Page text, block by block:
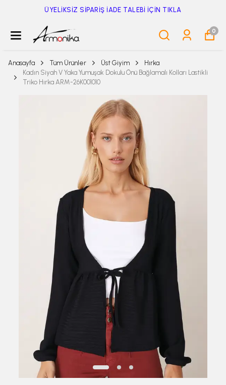
ÜYELİKSİZ SİPARİŞ İADE TALEBİ İÇİN TIKLA
0
Anasayfa Tüm Ürünler Üst Giyim
Hırka
Kadın Siyah V Yaka Yumuşak Dokulu Önü Bağlamalı Kolları Lastikli
Triko Hırka ARM-26K001010